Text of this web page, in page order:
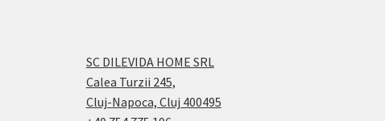
SC DILEVIDA HOME SRL
Calea Turzii 245,
Cluj-Napoca, Cluj 400495